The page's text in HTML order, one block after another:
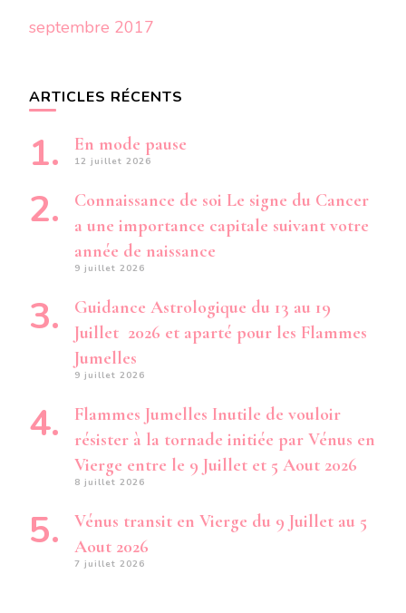
septembre 2017
ARTICLES RÉCENTS
En mode pause
12 juillet 2026
Connaissance de soi Le signe du Cancer
a une importance capitale suivant votre
année de naissance
9 juillet 2026
Guidance Astrologique du 13 au 19
Juillet 2026 et aparté pour les Flammes
Jumelles
9 juillet 2026
Flammes Jumelles Inutile de vouloir
résister à la tornade initiée par Vénus en
Vierge entre le 9 Juillet et 5 Aout 2026
8 juillet 2026
Vénus transit en Vierge du 9 Juillet au 5
Aout 2026
7 juillet 2026